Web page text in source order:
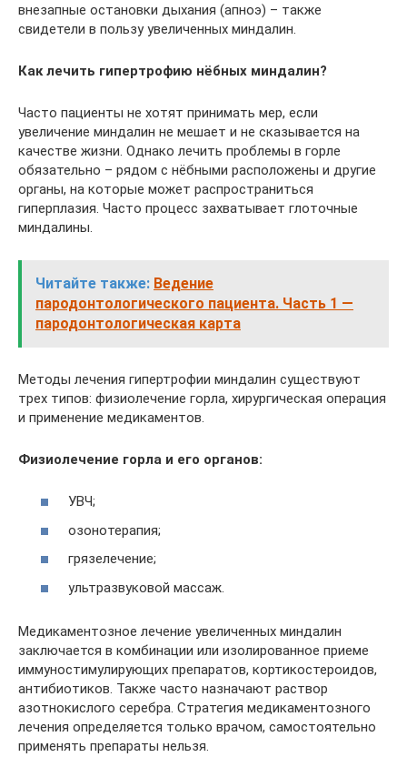
внезапные остановки дыхания (апноэ) – также
свидетели в пользу увеличенных миндалин.
Как лечить гипертрофию нёбных миндалин?
Часто пациенты не хотят принимать мер, если
увеличение миндалин не мешает и не сказывается на
качестве жизни. Однако лечить проблемы в горле
обязательно – рядом с нёбными расположены и другие
органы, на которые может распространиться
гиперплазия. Часто процесс захватывает глоточные
миндалины.
Читайте также: Ведение
пародонтологического пациента. Часть 1 —
пародонтологическая карта
Методы лечения гипертрофии миндалин существуют
трех типов: физиолечение горла, хирургическая операция
и применение медикаментов.
Физиолечение горла и его органов:
УВЧ;
озонотерапия;
грязелечение;
ультразвуковой массаж.
Медикаментозное лечение увеличенных миндалин
заключается в комбинации или изолированное приеме
иммуностимулирующих препаратов, кортикостероидов,
антибиотиков. Также часто назначают раствор
азотнокислого серебра. Стратегия медикаментозного
лечения определяется только врачом, самостоятельно
применять препараты нельзя.